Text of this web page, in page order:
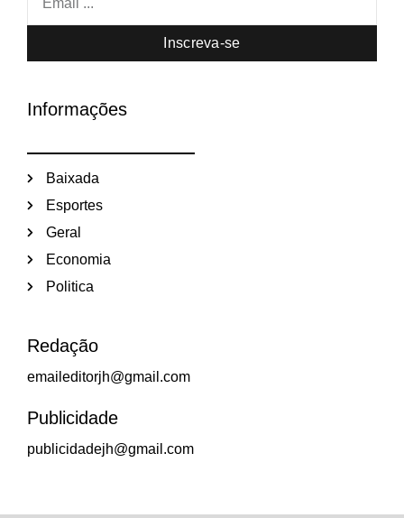
Inscreva-se
Informações
Baixada
Esportes
Geral
Economia
Politica
Redação
emaileditorjh@gmail.com
Publicidade
publicidadejh@gmail.com